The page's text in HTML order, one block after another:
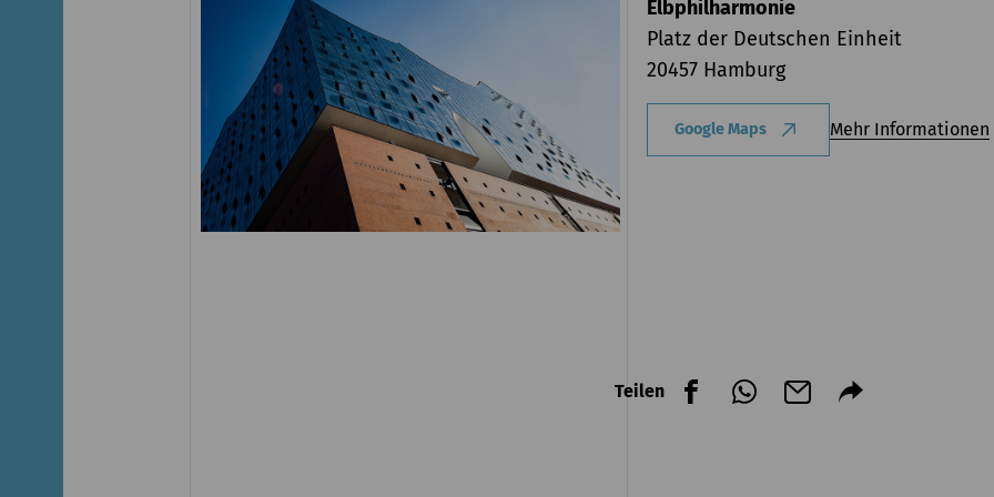
Elbphilharmonie
Platz der Deutschen Einheit
20457 Hamburg
Google Maps Mehr Informationen
Teilen